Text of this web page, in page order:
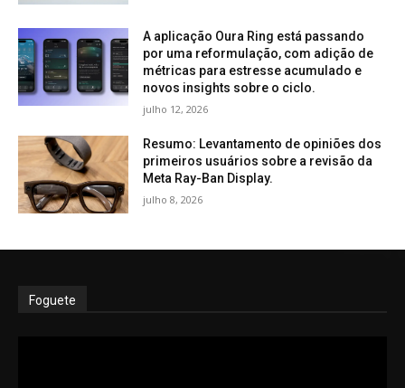
A aplicação Oura Ring está passando
por uma reformulação, com adição de
métricas para estresse acumulado e
novos insights sobre o ciclo.
julho 12, 2026
Resumo: Levantamento de opiniões dos
primeiros usuários sobre a revisão da
Meta Ray-Ban Display.
julho 8, 2026
Foguete